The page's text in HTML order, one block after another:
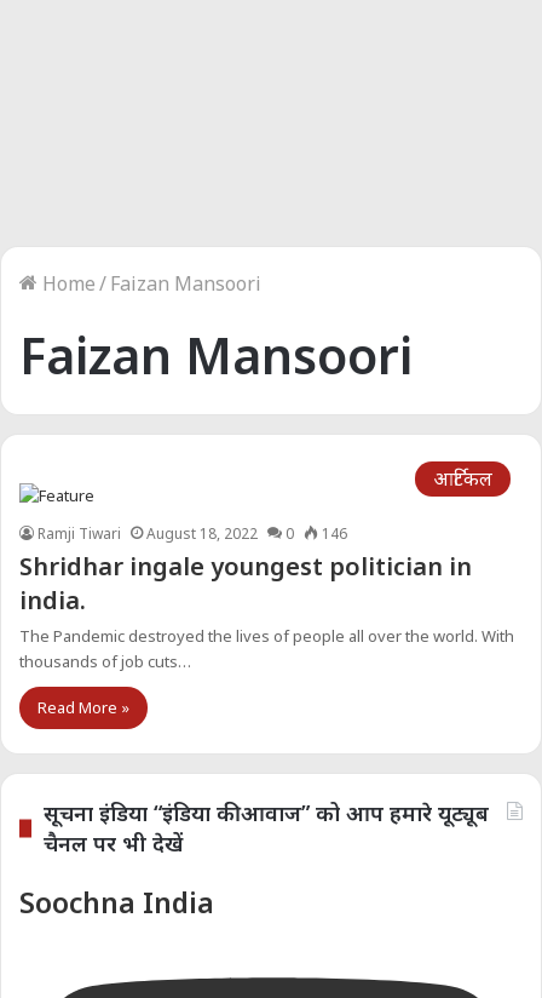
Home/Faizan Mansoori
Faizan Mansoori
आर्टिकल
Ramji Tiwari August 18, 2022 0 146
Shridhar ingale youngest politician in
india.
The Pandemic destroyed the lives of people all over the world. With
thousands of job cuts…
Read More »
सूचना इंडिया “इंडिया की आवाज” को आप हमारे यूट्यूब
चैनल पर भी देखें
Soochna India